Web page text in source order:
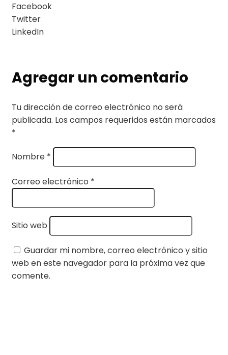
Facebook
Twitter
LinkedIn
Agregar un comentario
Tu dirección de correo electrónico no será
publicada. Los campos requeridos están marcados
*
Nombre *
Correo electrónico *
Sitio web
Guardar mi nombre, correo electrónico y sitio
web en este navegador para la próxima vez que
comente.